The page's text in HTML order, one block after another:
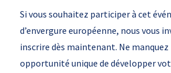
Si vous souhaitez participer à cet
d’envergure européenne, nous vous
inscrire dès maintenant. Ne
opportunité unique de développer